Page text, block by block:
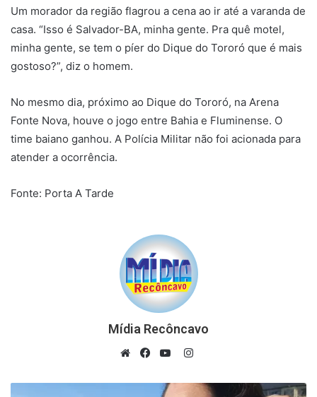
Um morador da região flagrou a cena ao ir até a varanda de
casa. “Isso é Salvador-BA, minha gente. Pra quê motel,
minha gente, se tem o píer do Dique do Tororó que é mais
gostoso?”, diz o homem.
No mesmo dia, próximo ao Dique do Tororó, na Arena
Fonte Nova, houve o jogo entre Bahia e Fluminense. O
time baiano ganhou. A Polícia Militar não foi acionada para
atender a ocorrência.
Fonte: Porta A Tarde
Mídia Recôncavo
Instagram